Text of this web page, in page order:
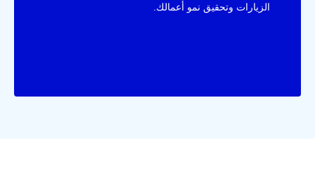
الزيارات وتحقيق نمو أعمالك.